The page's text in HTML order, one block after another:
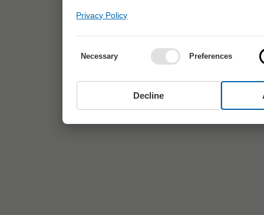
Privacy Policy
Necessary Preferences
Decline